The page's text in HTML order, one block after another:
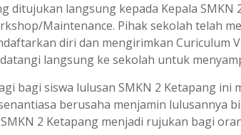
ditujukan langsung kepada Kepala
Maintenance. Pihak sekolah telah
diri dan mengirimkan Curiculum
langsung ke sekolah untuk
bagi siswa lulusan SMKN 2 Ketapang
berusaha menjamin lulusannya
2 Ketapang menjadi rujukan bagi